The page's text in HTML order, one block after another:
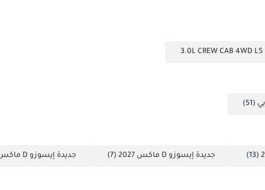
(51)
(13) جديدة إيسوزو D ماكس 2027 (7) جديدة إيسوزو D ماكس 2024